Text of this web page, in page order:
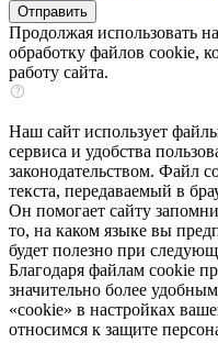
Продолжая использовать
обработку файлов cookie,
работу сайта.
Наш сайт использует
сервиса и удобства
законодательством. Файл
текста, передаваемый в
Он помогает сайту
то, на каком языке вы
будет полезно при
Благодаря файлам cookie
значительно более
«cookie» в настройках
относимся к защите